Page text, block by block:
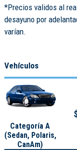
*Precios validos al
desayuno por
varían.
Vehículos
Categoría A
(Sedan, Polaris,
CanAm)